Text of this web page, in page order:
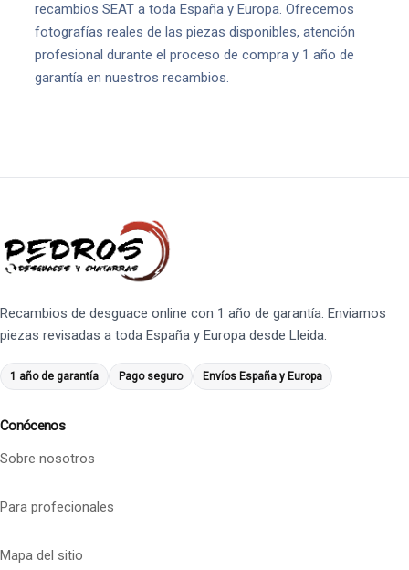
recambios SEAT a toda España y Europa. Ofrecemos
fotografías reales de las piezas disponibles, atención
profesional durante el proceso de compra y 1 año de
garantía en nuestros recambios.
Recambios de desguace online con 1 año de garantía. Enviamos
piezas revisadas a toda España y Europa desde Lleida.
1 año de garantía Pago seguro Envíos España y Europa
Conócenos
Sobre nosotros
Para profecionales
Mapa del sitio